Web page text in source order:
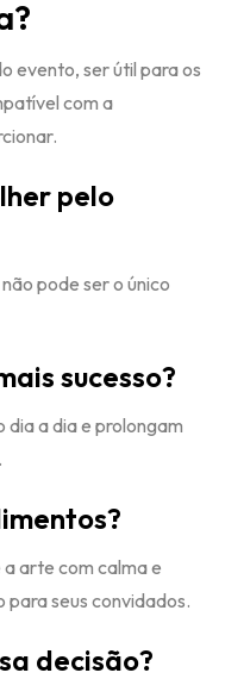
evento, ser útil para os
com a
pelo
pode ser o único
sucesso?
dia a dia e prolongam
arte com calma e
seus convidados.
decisão?